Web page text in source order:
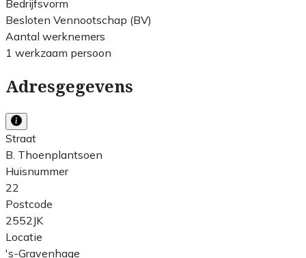
Bedrijfsvorm
Besloten Vennootschap (BV)
Aantal werknemers
1 werkzaam persoon
Adresgegevens
Straat
B. Thoenplantsoen
Huisnummer
22
Postcode
2552JK
Locatie
's-Gravenhage